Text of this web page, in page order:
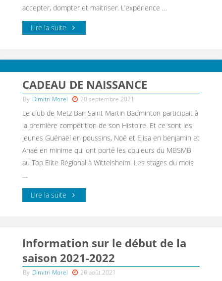
accepter, dompter et maitriser. L’expérience …
Lire la suite
CADEAU DE NAISSANCE
By Dimitri Morel 20 septembre 2021
Le club de Metz Ban Saint Martin Badminton participait à
la première compétition de son Histoire. Et ce sont les
jeunes Guénaël en poussins, Noé et Elisa en benjamin et
Anaé en minime qui ont porté les couleurs du MBSMB
au Top Elite Régional à Wittelsheim. Les stages du mois
…
Lire la suite
Information sur le début de la
saison 2021-2022
By Dimitri Morel 26 août 2021